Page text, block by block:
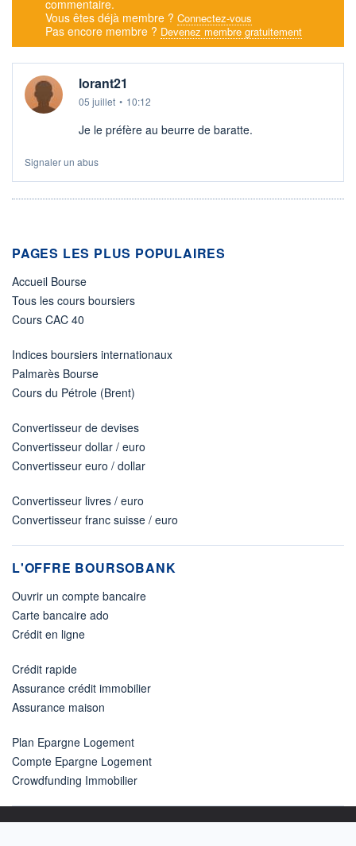
commentaire.
Vous êtes déjà membre ? Connectez-vous
Pas encore membre ? Devenez membre gratuitement
lorant21
05 juillet • 10:12
Je le préfère au beurre de baratte.
Signaler un abus
PAGES LES PLUS POPULAIRES
Accueil Bourse
Tous les cours boursiers
Cours CAC 40
Indices boursiers internationaux
Palmarès Bourse
Cours du Pétrole (Brent)
Convertisseur de devises
Convertisseur dollar / euro
Convertisseur euro / dollar
Convertisseur livres / euro
Convertisseur franc suisse / euro
L'OFFRE BOURSOBANK
Ouvrir un compte bancaire
Carte bancaire ado
Crédit en ligne
Crédit rapide
Assurance crédit immobilier
Assurance maison
Plan Epargne Logement
Compte Epargne Logement
Crowdfunding Immobilier